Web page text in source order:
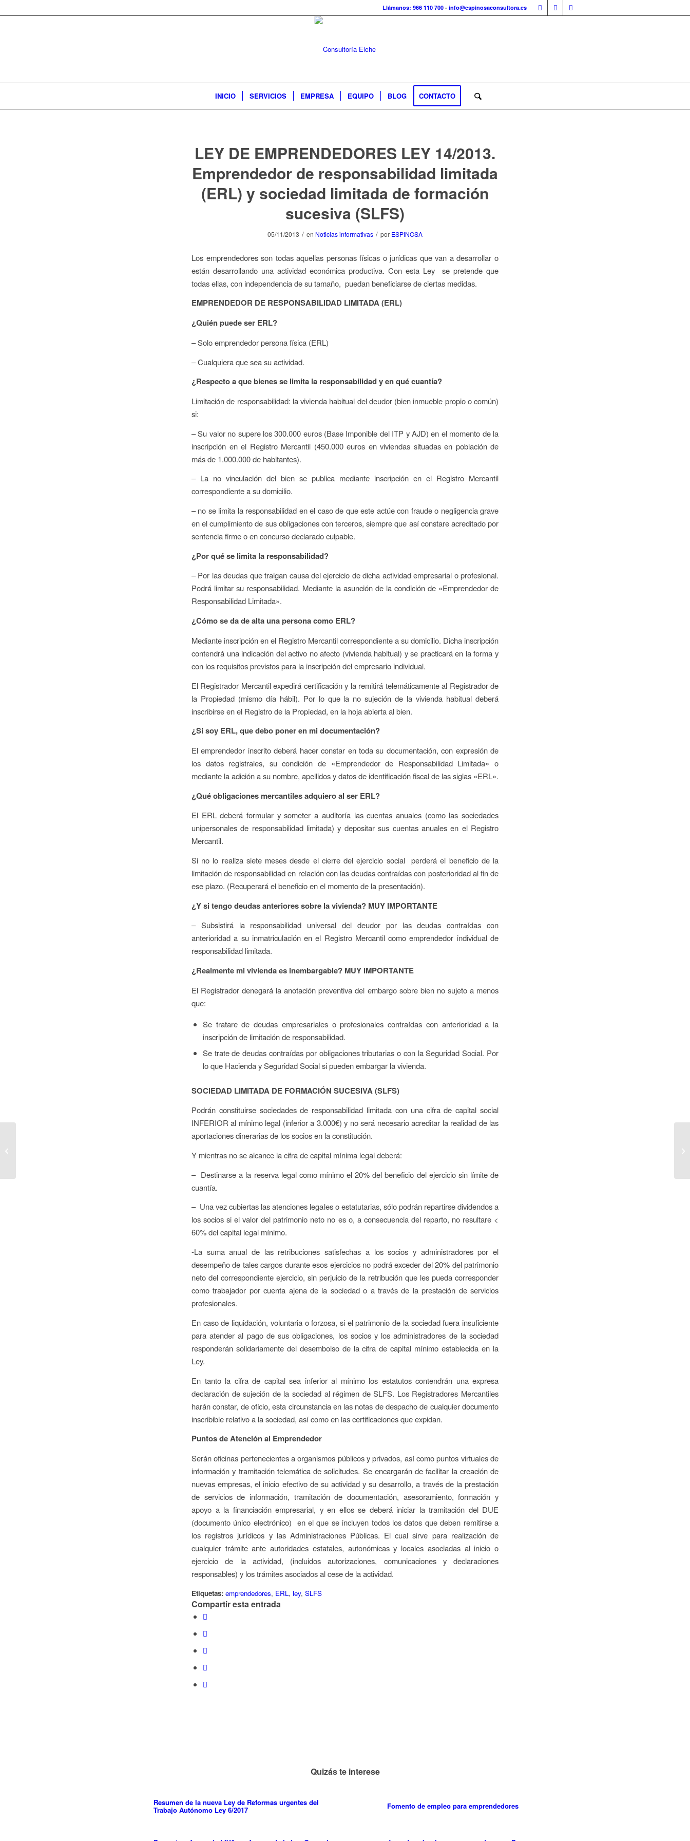
Llámanos: 966 110 700 - info@espinosaconsultora.es
INICIO SERVICIOS EMPRESA EQUIPO BLOG CONTACTO
LEY DE EMPRENDEDORES LEY 14/2013.
Emprendedor de responsabilidad limitada
(ERL) y sociedad limitada de formación
sucesiva (SLFS)
05/11/2013 / en Noticias informativas / por ESPINOSA
Los emprendedores son todas aquellas personas físicas o jurídicas que van a desarrollar o
están desarrollando una actividad económica productiva. Con esta Ley se pretende que
todas ellas, con independencia de su tamaño, puedan beneficiarse de ciertas medidas.
EMPRENDEDOR DE RESPONSABILIDAD LIMITADA (ERL)
¿Quién puede ser ERL?
– Solo emprendedor persona física (ERL)
– Cualquiera que sea su actividad.
¿Respecto a que bienes se limita la responsabilidad y en qué cuantía?
Limitación de responsabilidad: la vivienda habitual del deudor (bien inmueble propio o común)
si:
– Su valor no supere los 300.000 euros (Base Imponible del ITP y AJD) en el momento de la
inscripción en el Registro Mercantil (450.000 euros en viviendas situadas en población de
más de 1.000.000 de habitantes).
– La no vinculación del bien se publica mediante inscripción en el Registro Mercantil
correspondiente a su domicilio.
– no se limita la responsabilidad en el caso de que este actúe con fraude o negligencia grave
en el cumplimiento de sus obligaciones con terceros, siempre que así constare acreditado por
sentencia firme o en concurso declarado culpable.
¿Por qué se limita la responsabilidad?
– Por las deudas que traigan causa del ejercicio de dicha actividad empresarial o profesional.
Podrá limitar su responsabilidad. Mediante la asunción de la condición de «Emprendedor de
Responsabilidad Limitada».
¿Cómo se da de alta una persona como ERL?
Mediante inscripción en el Registro Mercantil correspondiente a su domicilio. Dicha inscripción
contendrá una indicación del activo no afecto (vivienda habitual) y se practicará en la forma y
con los requisitos previstos para la inscripción del empresario individual.
El Registrador Mercantil expedirá certificación y la remitirá telemáticamente al Registrador de
la Propiedad (mismo día hábil). Por lo que la no sujeción de la vivienda habitual deberá
inscribirse en el Registro de la Propiedad, en la hoja abierta al bien.
¿Si soy ERL, que debo poner en mi documentación?
El emprendedor inscrito deberá hacer constar en toda su documentación, con expresión de
los datos registrales, su condición de «Emprendedor de Responsabilidad Limitada» o
mediante la adición a su nombre, apellidos y datos de identificación fiscal de las siglas «ERL».
¿Qué obligaciones mercantiles adquiero al ser ERL?
El ERL deberá formular y someter a auditoría las cuentas anuales (como las sociedades
unipersonales de responsabilidad limitada) y depositar sus cuentas anuales en el Registro
Mercantil.
Si no lo realiza siete meses desde el cierre del ejercicio social perderá el beneficio de la
limitación de responsabilidad en relación con las deudas contraídas con posterioridad al fin de
ese plazo. (Recuperará el beneficio en el momento de la presentación).
¿Y si tengo deudas anteriores sobre la vivienda? MUY IMPORTANTE
– Subsistirá la responsabilidad universal del deudor por las deudas contraídas con
anterioridad a su inmatriculación en el Registro Mercantil como emprendedor individual de
responsabilidad limitada.
¿Realmente mi vivienda es inembargable? MUY IMPORTANTE
El Registrador denegará la anotación preventiva del embargo sobre bien no sujeto a menos
que:
Se tratare de deudas empresariales o profesionales contraídas con anterioridad a la
inscripción de limitación de responsabilidad.
Se trate de deudas contraídas por obligaciones tributarias o con la Seguridad Social. Por
lo que Hacienda y Seguridad Social si pueden embargar la vivienda.
SOCIEDAD LIMITADA DE FORMACIÓN SUCESIVA (SLFS)
Podrán constituirse sociedades de responsabilidad limitada con una cifra de capital social
INFERIOR al mínimo legal (inferior a 3.000€) y no será necesario acreditar la realidad de las
aportaciones dinerarias de los socios en la constitución.
Y mientras no se alcance la cifra de capital mínima legal deberá:
– Destinarse a la reserva legal como mínimo el 20% del beneficio del ejercicio sin límite de
cuantía.
– Una vez cubiertas las atenciones legales o estatutarias, sólo podrán repartirse dividendos a
los socios si el valor del patrimonio neto no es o, a consecuencia del reparto, no resultare <
60% del capital legal mínimo.
-La suma anual de las retribuciones satisfechas a los socios y administradores por el
desempeño de tales cargos durante esos ejercicios no podrá exceder del 20% del patrimonio
neto del correspondiente ejercicio, sin perjuicio de la retribución que les pueda corresponder
como trabajador por cuenta ajena de la sociedad o a través de la prestación de servicios
profesionales.
En caso de liquidación, voluntaria o forzosa, si el patrimonio de la sociedad fuera insuficiente
para atender al pago de sus obligaciones, los socios y los administradores de la sociedad
responderán solidariamente del desembolso de la cifra de capital mínimo establecida en la
Ley.
En tanto la cifra de capital sea inferior al mínimo los estatutos contendrán una expresa
declaración de sujeción de la sociedad al régimen de SLFS. Los Registradores Mercantiles
harán constar, de oficio, esta circunstancia en las notas de despacho de cualquier documento
inscribible relativo a la sociedad, así como en las certificaciones que expidan.
Puntos de Atención al Emprendedor
Serán oficinas pertenecientes a organismos públicos y privados, así como puntos virtuales de
información y tramitación telemática de solicitudes. Se encargarán de facilitar la creación de
nuevas empresas, el inicio efectivo de su actividad y su desarrollo, a través de la prestación
de servicios de información, tramitación de documentación, asesoramiento, formación y
apoyo a la financiación empresarial, y en ellos se deberá iniciar la tramitación del DUE
(documento único electrónico) en el que se incluyen todos los datos que deben remitirse a
los registros jurídicos y las Administraciones Públicas. El cual sirve para realización de
cualquier trámite ante autoridades estatales, autonómicas y locales asociadas al inicio o
ejercicio de la actividad, (incluidos autorizaciones, comunicaciones y declaraciones
responsables) y los trámites asociados al cese de la actividad.
Etiquetas: emprendedores, ERL , ley, SLFS
Compartir esta entrada
Quizás te interese
Resumen de la nueva Ley de Reformas urgentes del
Trabajo Autónomo Ley 6/2017 Fomento de empleo para emprendedores